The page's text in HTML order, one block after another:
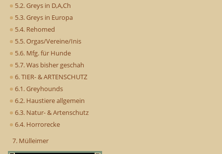
5.2. Greys in D,A,Ch
5.3. Greys in Europa
5.4. Rehomed
5.5. Orgas/Vereine/Inis
5.6. Mfg. für Hunde
5.7. Was bisher geschah
6. TIER- & ARTENSCHUTZ
6.1. Greyhounds
6.2. Haustiere allgemein
6.3. Natur- & Artenschutz
6.4. Horrorecke
7. Mülleimer